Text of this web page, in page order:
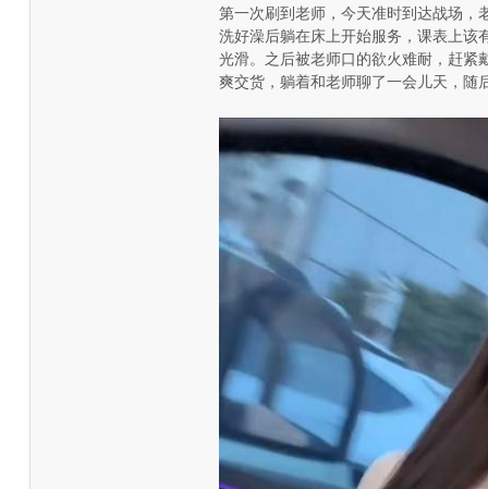
第一次刷到老师，今天准时到达战场，
洗好澡后躺在床上开始服务，课表上该
光滑。之后被老师口的欲火难耐，赶紧
爽交货，躺着和老师聊了一会儿天，随